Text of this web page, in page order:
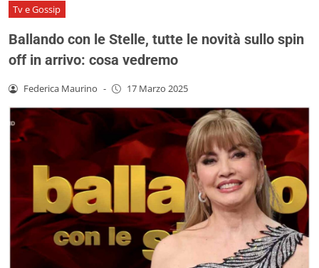
Tv e Gossip
Ballando con le Stelle, tutte le novità sullo spin
off in arrivo: cosa vedremo
Federica Maurino - 17 Marzo 2025